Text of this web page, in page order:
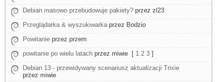
Debian masowo przebudowuje pakiety? przez zl23
Przeglądarka & wyszukiwarka przez Bodzio
Powitanie przez przem
powitanie po wielu latach przez miwie[ 1 2 3]
Debian 13 - przewidywany scenariusz aktualizacji Trixie
przez miwie